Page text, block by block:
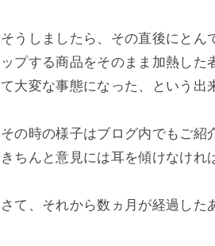
そうしましたら、その直後にとん
ップする商品をそのまま加熱し
て大変な事態になった、という出
その時の様子はブログ内でもご紹
きちんと意見には耳を傾けなけれ
さて、それから数ヵ月が経過した